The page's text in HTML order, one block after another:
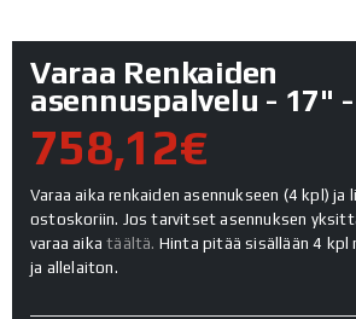
Varaa Renkaiden
asennuspalvelu - 17"
758,12€
Varaa aika renkaiden asennukseen (4 kpl) ja
ostoskoriin. Jos tarvitset asennuksen
varaa aikatäältä. Hinta pitää sisällään 4 kpl
ja allelaiton.